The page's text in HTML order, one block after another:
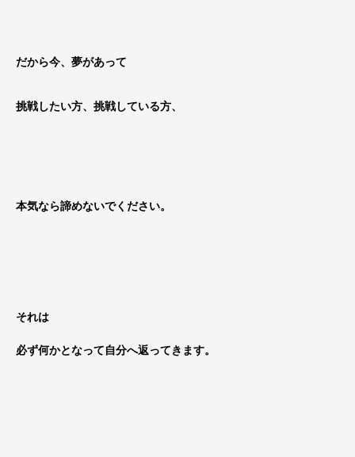
だから今、夢があって
挑戦したい方、挑戦している方、
本気なら諦めないでください。
それは
必ず何かとなって自分へ返ってきます。